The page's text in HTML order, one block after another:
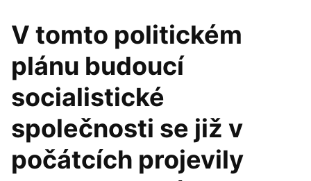
V tomto politickém
plánu budoucí
socialistické
společnosti se již v
počátcích projevily